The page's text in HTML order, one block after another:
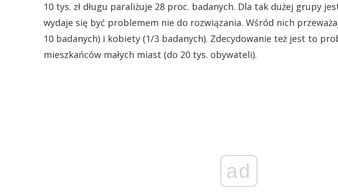
10 tys. zł długu paraliżuje 28 proc. badanych. Dla tak dużej grupy
wydaje się być problemem nie do rozwiązania. Wśród nich
10 badanych) i kobiety (1/3 badanych). Zdecydowanie też jest to
mieszkańców małych miast (do 20 tys. obywateli).
ad